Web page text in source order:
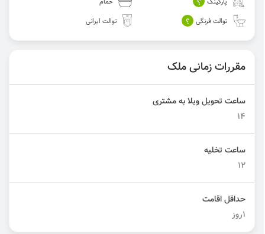
توالت فرنگی
؟ توالت ایرانی
مقررات زمانی ملک
ساعت تحویل ویلا به مشتری
14
ساعت تخلیه
12
حداقل اقامت
1روز